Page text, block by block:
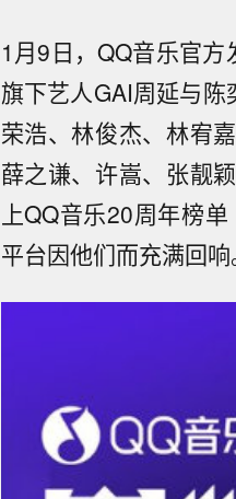
1月9日，QQ音乐官
旗下艺人GAI周延与
荣浩、林俊杰、林宥
薛之谦、许嵩、张靓
上QQ音乐20周年榜
平台因他们而充满回